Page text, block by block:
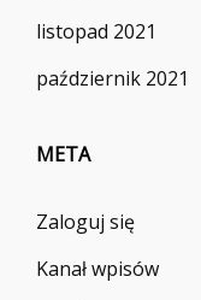
listopad 2021
październik 2021
META
Zaloguj się
Kanał wpisów